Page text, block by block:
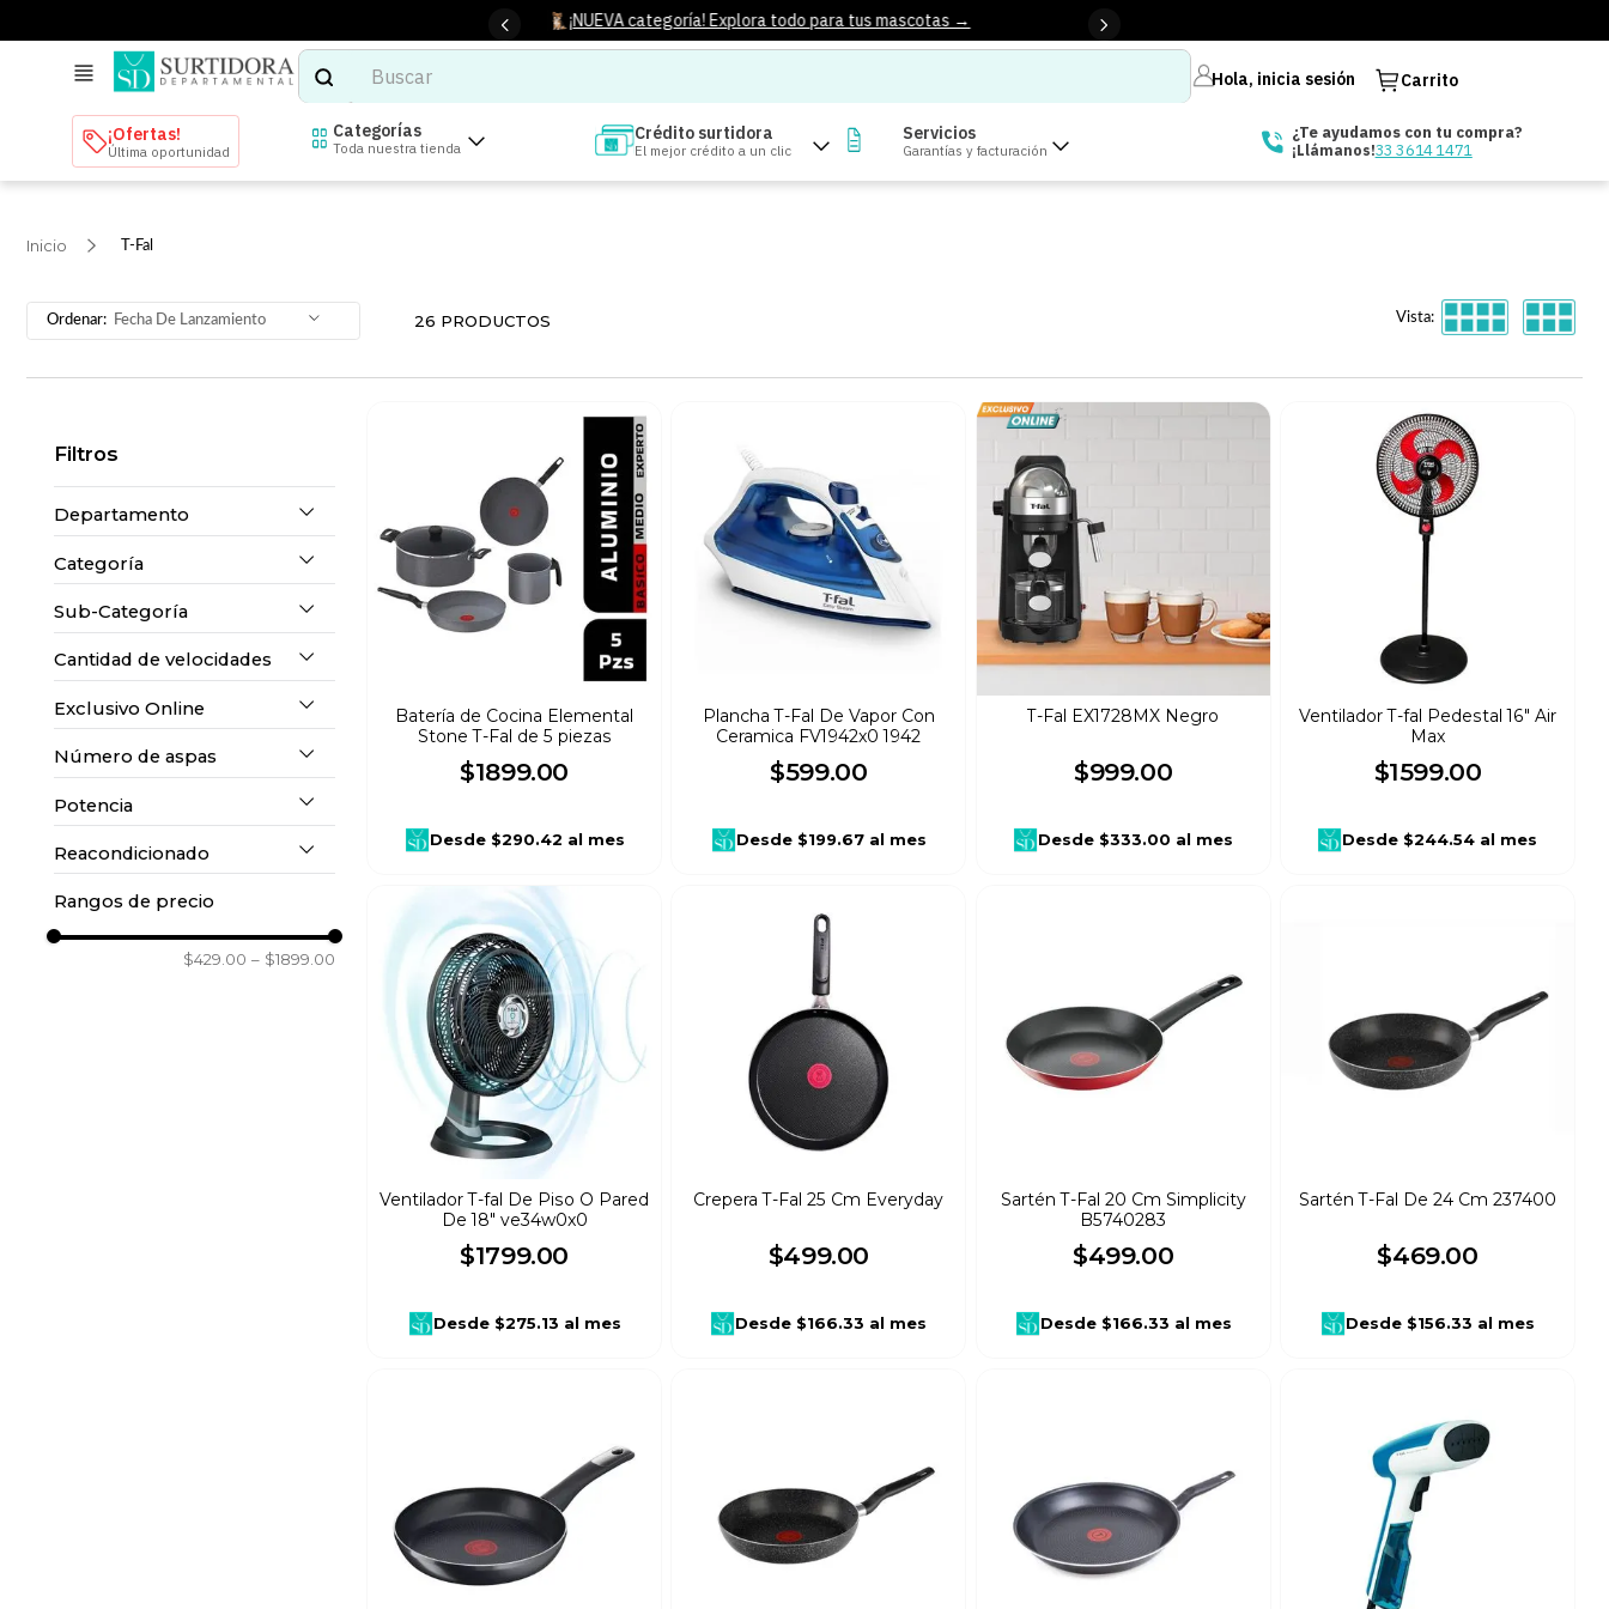
¡NUEVA categoría! Explora todo para tus mascotas →
Buscar
TÉRMINOS MÁS BUSCADOS
5.
tenis
6.
colchones
9
mochila
Hola, inicia sesión Carrito
¡Ofertas!
Última oportunidad
Categorías
Toda nuestra tienda
Crédito surtidora
El mejor crédito a un clic
Servicios
Garantías y facturación
¿Te ayudamos con tu compra?
¡Llámanos!33 3614 1471
T-Fal
Fecha De Lanzamiento 26 PRODUCTOS Vista:
Filtros
Departamento
Hogar (
Línea Blanca (2)
Categoría
Cocina (14)
Electrodomésticos (13)
Climatización (2)
Sub-Categoría
Baterías y Sartenes (14
Planchas (9)
Ollas y Vaporeras
Ventiladores (2)
Ollas, Cacerolas y Vaporeras
Cantidad de velocidades
4 velocidades (
3 velocidades (1)
Exclusivo Online
Si (1)
No (25)
Número de aspas
6 (1)
4 (1)
Potencia
100 W (1)
Reacondicionado
No (8)
Rangos de precio
$429.00 – $1899.00
Batería de Cocina Elemental
Stone T-Fal de 5 piezas
$1899.00
Desde$290.42 al mes
Plancha T-Fal De Vapor Con
Ceramica FV1942x0 1942
$599.00
Desde$199.67 al mes
T-Fal EX1728MX Negro
$999.00
Desde $333.00 al mes
Ventilador T-fal Pedestal 16" Air
Max
$1599.00
Desde $244.54 al mes
Ventilador T-fal De Piso O Pared
De 18" ve34w0x0
$1799.00
Desde$275.13 al mes
Crepera T-Fal 25 Cm Everyday
$499.00
Desde $166.33 al mes
Sartén T-Fal 20 Cm Simplicity
B5740283
$499.00
Desde$166.33 al mes
Sartén T-Fal De 24 Cm 237400
$469.00
Desde$156.33 al mes